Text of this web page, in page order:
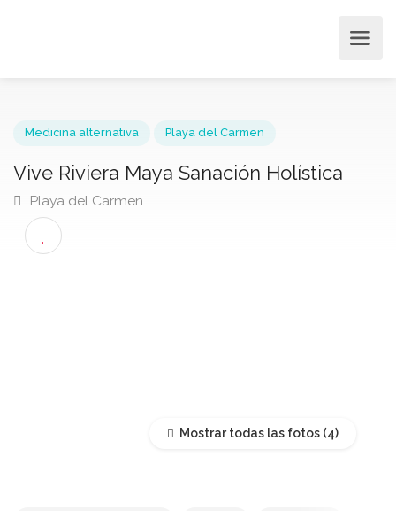
Vive Riviera Maya Sanación Holística
Playa del Carmen
Mostrar todas las fotos